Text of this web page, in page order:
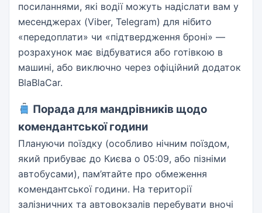
посиланнями, які водії можуть надіслати вам у
месенджерах (Viber, Telegram) для нібито
«передоплати» чи «підтвердження броні» —
розрахунок має відбуватися або готівкою в
машині, або виключно через офіційний додаток
BlaBlaCar.
Порада для мандрівників щодо
комендантської години
Плануючи поїздку (особливо нічним поїздом,
який прибуває до Києва о 05:09, або пізніми
автобусами), пам’ятайте про обмеження
комендантської години. На території
залізничних та автовокзалів перебувати вночі